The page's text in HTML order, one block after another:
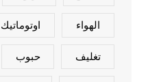
الهواء اوتوماتيك
تغليف حبوب